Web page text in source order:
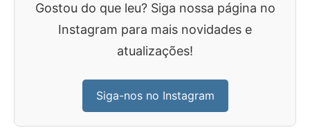
Gostou do que leu? Siga nossa página no
Instagram para mais novidades e
atualizações!
Siga-nos no Instagram